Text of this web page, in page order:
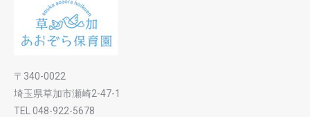
〒340-0022
埼玉県草加市瀬崎2-47-1
TEL 048-922-5678